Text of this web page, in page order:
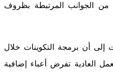
الجوانب المرتبطة بظروف
إلى أن برمجة التكوينات خلال
العادية تفرض أعباء إضافية